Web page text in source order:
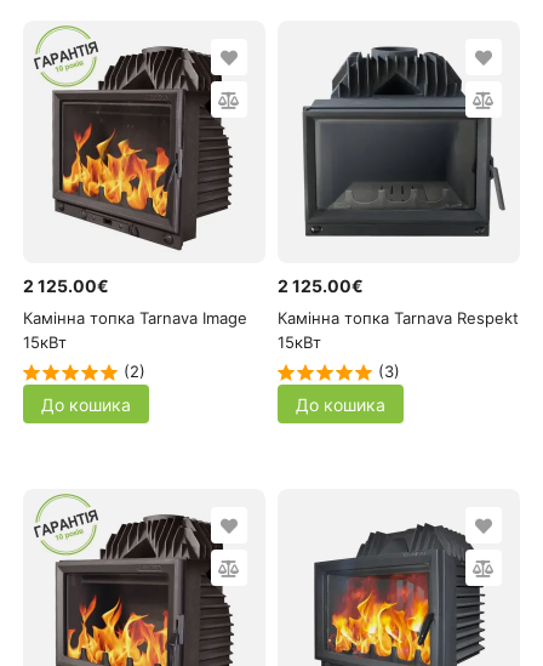
2 125.00€
Камінна топка Tarnava Image
15кВт
(2)
До кошика
2 125.00€
Камінна топка Tarnava Respekt
15кВт
(3)
До кошика